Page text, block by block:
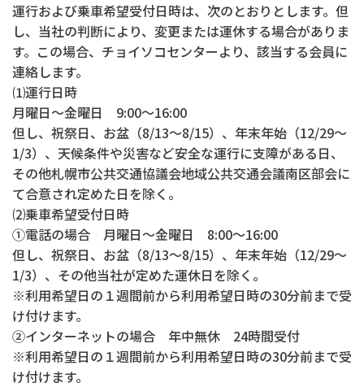
運行および乗車希望受付日時は、次のとおりとします。但
し、当社の判断により、変更または運休する場合がありま
す。この場合、チョイソコセンターより、該当する会員に
連絡します。
⑴運行日時
月曜日～金曜日 9:00～16:00
但し、祝祭日、お盆（8/13～8/15）、年末年始（12/29～
1/3）、天候条件や災害など安全な運行に支障がある日、
その他札幌市公共交通協議会地域公共交通会議南区部会に
て合意され定めた日を除く。
⑵乗車希望受付日時
①電話の場合 月曜日～金曜日 8:00～16:00
但し、祝祭日、お盆（8/13～8/15）、年末年始（12/29～
1/3）、その他当社が定めた運休日を除く。
※利用希望日の１週間前から利用希望日時の30分前まで受
け付けます。
②インターネットの場合 年中無休 24時間受付
※利用希望日の１週間前から利用希望日時の30分前まで受
け付けます。